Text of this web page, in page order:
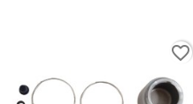
favorite_border